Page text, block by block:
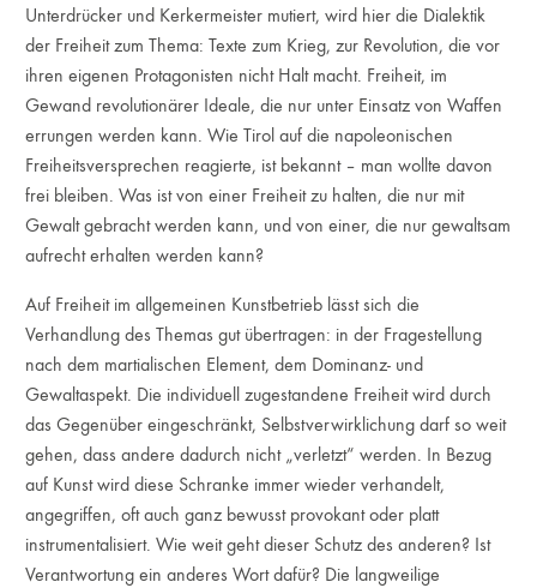
Unterdrücker und Kerkermeister mutiert, wird hier die Dialektik
der Freiheit zum Thema: Texte zum Krieg, zur Revolution, die vor
ihren eigenen Protagonisten nicht Halt macht. Freiheit, im
Gewand revolutionärer Ideale, die nur unter Einsatz von Waffen
errungen werden kann. Wie Tirol auf die napoleonischen
Freiheitsversprechen reagierte, ist bekannt – man wollte davon
frei bleiben. Was ist von einer Freiheit zu halten, die nur mit
Gewalt gebracht werden kann, und von einer, die nur gewaltsam
aufrecht erhalten werden kann?
Auf Freiheit im allgemeinen Kunstbetrieb lässt sich die
Verhandlung des Themas gut übertragen: in der Fragestellung
nach dem martialischen Element, dem Dominanz- und
Gewaltaspekt. Die individuell zugestandene Freiheit wird durch
das Gegenüber eingeschränkt, Selbstverwirklichung darf so weit
gehen, dass andere dadurch nicht „verletzt“ werden. In Bezug
auf Kunst wird diese Schranke immer wieder verhandelt,
angegriffen, oft auch ganz bewusst provokant oder platt
instrumentalisiert. Wie weit geht dieser Schutz des anderen? Ist
Verantwortung ein anderes Wort dafür? Die langweilige